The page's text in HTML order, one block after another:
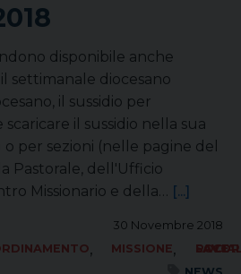
disponibile anche
settimanale diocesano
il sussidio per
scaricare il sussidio nella sua
per sezioni (nelle pagine del
Pastorale, dell'Ufficio
Missionario e della… [...]
30 Novembre 2018
, MISSIONE,
SOCIALE LAVORO PACE